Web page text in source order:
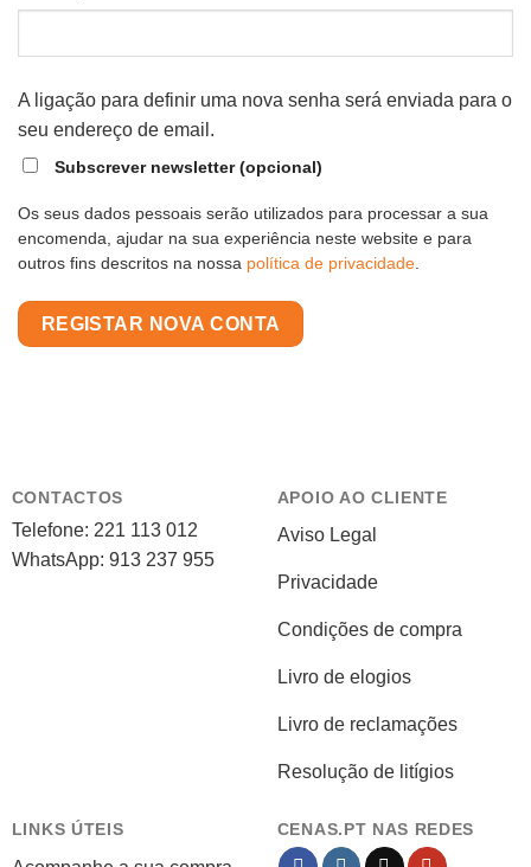
A ligação para definir uma nova senha será enviada para o
seu endereço de email.
Subscrever newsletter(opcional)
Os seus dados pessoais serão utilizados para processar a sua
encomenda, ajudar na sua experiência neste website e para
outros fins descritos na nossa política de privacidade.
REGISTAR NOVA CONTA
CONTACTOS
Telefone: 221 113 012
WhatsApp: 913 237 955
APOIO AO CLIENTE
Aviso Legal
Privacidade
Condições de compra
Livro de elogios
Livro de reclamações
Resolução de litígios
LINKS ÚTEIS CENAS.PT NAS REDES